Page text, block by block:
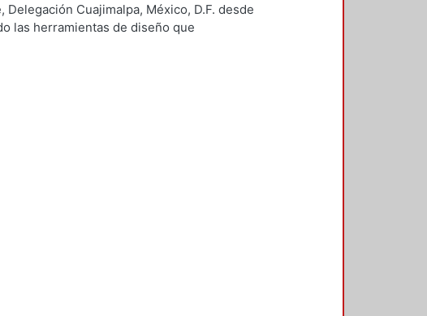
Delegación Cuajimalpa, México, D.F. desde
las herramientas de diseño que